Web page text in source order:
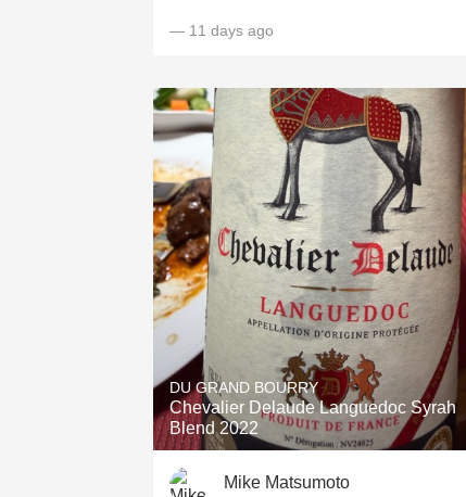
— 11 days ago
DU GRAND BOURRY
Chevalier Delaude Languedoc Syrah
Blend 2022
Mike Matsumoto